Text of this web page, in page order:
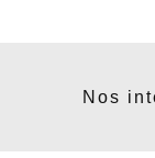
Nos